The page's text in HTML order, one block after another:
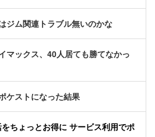
ジム関連トラブル無いのかな
マックス、40人居ても勝てなかっ
ケストになった結果
をちょっとお得に サービス利用でポ